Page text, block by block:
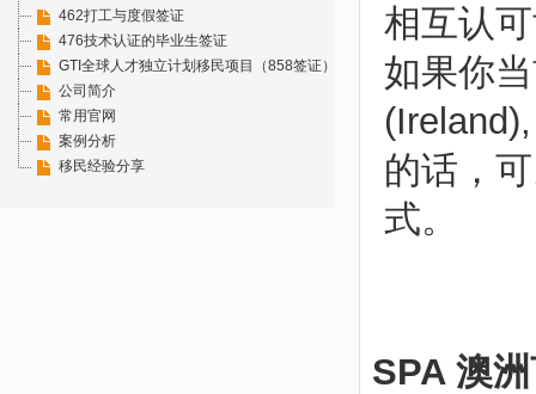
462打工与度假签证
476技术认证的毕业生签证
GTI全球人才独立计划移民项目（858签证）
公司简介
常用官网
案例分析
移民经验分享
相互认
如果你
的话，
式。
SPA 澳